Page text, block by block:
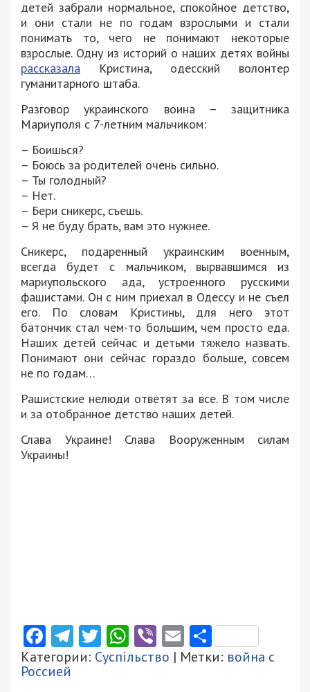
детей забрали нормальное, спокойное детство,
и они стали не по годам взрослыми и стали
понимать то, чего не понимают некоторые
взрослые. Одну из историй о наших детях войны
рассказала Кристина, одесский волонтер
гуманитарного штаба.
Разговор украинского воина – защитника
Мариуполя с 7-летним мальчиком:
– Боишься?
– Боюсь за родителей очень сильно.
– Ты голодный?
– Нет.
– Бери сникерс, съешь.
– Я не буду брать, вам это нужнее.
Сникерс, подаренный украинским военным,
всегда будет с мальчиком, вырвавшимся из
мариупольского ада, устроенного русскими
фашистами. Он с ним приехал в Одессу и не съел
его. По словам Кристины, для него этот
батончик стал чем-то большим, чем просто еда.
Наших детей сейчас и детьми тяжело назвать.
Понимают они сейчас гораздо больше, совсем
не по годам…
Рашистские нелюди ответят за все. В том числе
и за отобранное детство наших детей.
Слава Украине! Слава Вооруженным силам
Украины!
Facebook
Telegram
Twitter
WhatsApp
ViberEmail
Категории: Суспільство | Метки: война с
Россией